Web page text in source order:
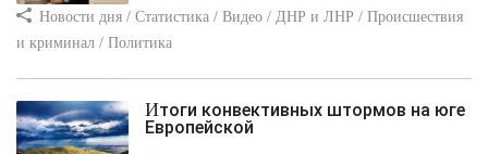
Новости дня / Статистика / Видео / ДНР и ЛНР / Происшествия
и криминал / Политика
Итоги конвективных штормов на юге
Европейской